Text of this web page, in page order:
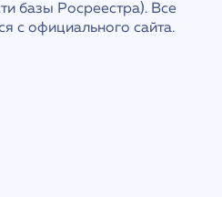
базы Росреестра). Все
с официального сайта.